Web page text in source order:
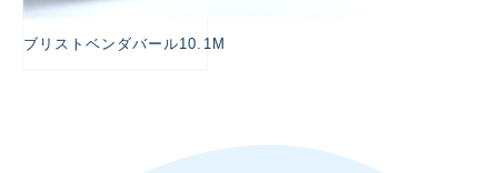
ブリストベンダバール10.1M